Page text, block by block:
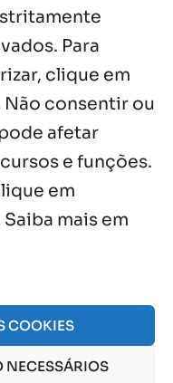
Para
clique em
consentir ou
afetar
e funções.
em
mais em
COOKIES
NECESSÁRIOS